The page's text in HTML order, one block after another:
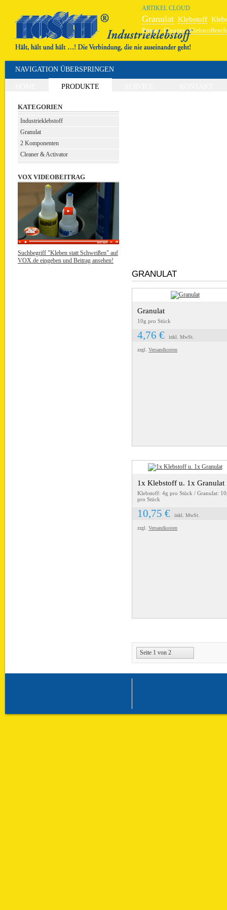
NAVIGATION ÜBERSPRINGEN
PRODUKTE
KATEGORIEN
Industrieklebstoff
Granulat
2 Komponenten
Cleaner & Activator
VOX VIDEOBEITRAG
Suchbegriff "Kleben statt Schweißen" auf
VOX.de eingeben und Beitrag ansehen!
GRANULAT
Granulat
10g pro Stück
4,76 € inkl. MwSt.
zzgl. Versandkosten
1x Klebstoff u. 1x Granulat
Klebstoff: 4g pro Stück / Granulat:
pro Stück
10,75 € inkl. MwSt.
zzgl. Versandkosten
Seite 1 von 2
ARTIKEL CLOUD
Granulat Klebstoff
Primer Cleaner
Hochleistungskleber